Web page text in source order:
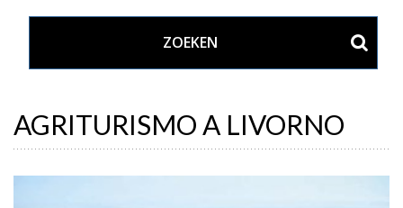
AGRITURISMO A LIVORNO